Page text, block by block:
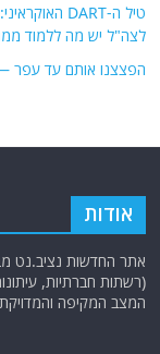
לצה"ל יש מה ללמוד
הפצצנו אותם עד עפר —
אודות
אתר החדשות נציב.נט
(רשתות חברתיות,
המצב המקיפה